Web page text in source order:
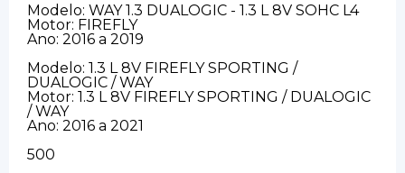
Modelo: WAY 1.3 DUALOGIC - 1.3 L 8V SOHC L4
Motor: FIREFLY
Ano: 2016 a 2019
Modelo: 1.3 L 8V FIREFLY SPORTING /
DUALOGIC / WAY
Motor: 1.3 L 8V FIREFLY SPORTING / DUALOGIC
/ WAY
Ano: 2016 a 2021
500